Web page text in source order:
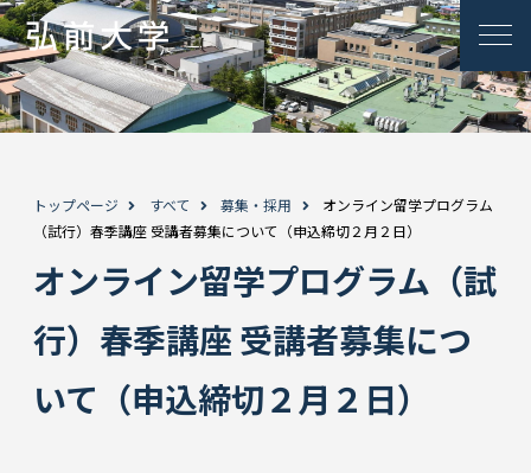
トップページ すべて 募集・採用
オンライン留学プログラム
（試行）春季講座 受講者募集について（申込締切２月２日）
オンライン留学プログラム（試
行）春季講座 受講者募集につ
いて（申込締切２月２日）